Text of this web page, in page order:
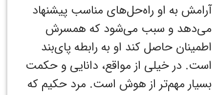
آرامش به او راه‌حل‌های مناسب پیشنهاد
می‌دهد و سبب می‌شود که همسرش
اطمینان حاصل کند او به رابطه پای‌بند
است. در خیلی از مواقع، دانایی و حکمت
بسیار مهم‌تر از هوش است. مرد حکیم که